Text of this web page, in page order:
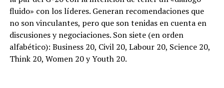
fluido» con los líderes. Generan recomendaciones que
no son vinculantes, pero que son tenidas en cuenta en
discusiones y negociaciones. Son siete (en orden
alfabético): Business 20, Civil 20, Labour 20, Science 20,
Think 20, Women 20 y Youth 20.